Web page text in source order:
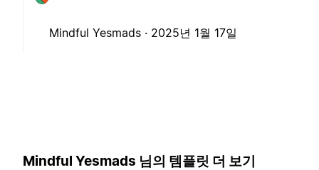
Mindful Yesmads · 2025년 1월 17일
Mindful Yesmads 님의 템플릿 더 보기